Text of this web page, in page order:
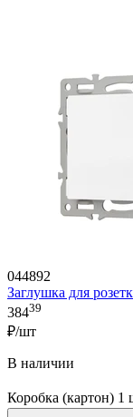
044892
Заглушка для
38439
₽/шт
В наличии
Коробка (картон)